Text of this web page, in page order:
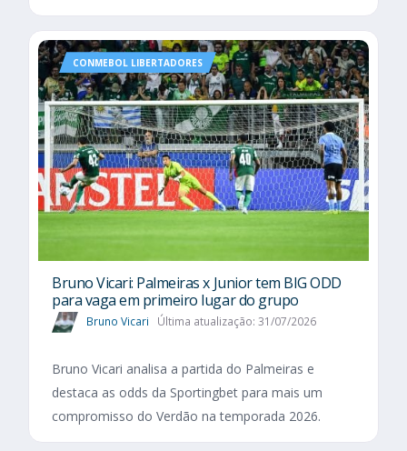
CONMEBOL LIBERTADORES
Bruno Vicari: Palmeiras x Junior tem BIG ODD
para vaga em primeiro lugar do grupo
Bruno Vicari Última atualização: 31/07/2026
Bruno Vicari analisa a partida do Palmeiras e
destaca as odds da Sportingbet para mais um
compromisso do Verdão na temporada 2026.